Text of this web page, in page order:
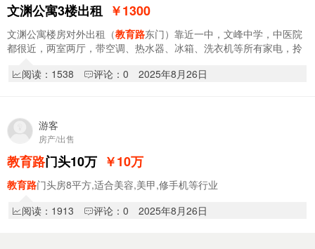
文渊公寓3楼出租 ￥1300
文渊公寓楼房对外出租（教育路东门）靠近一中，文峰中学，中医院
都很近，两室两厅，带空调、热水器、冰箱、洗衣机等所有家电，拎
阅读：1538
评论：0 2025年8月26日
游客
房产/出售
教育路门头10万 ￥10万
教育路门头房8平方,适合美容,美甲,修手机等行业
阅读：1913
评论：0 2025年8月26日